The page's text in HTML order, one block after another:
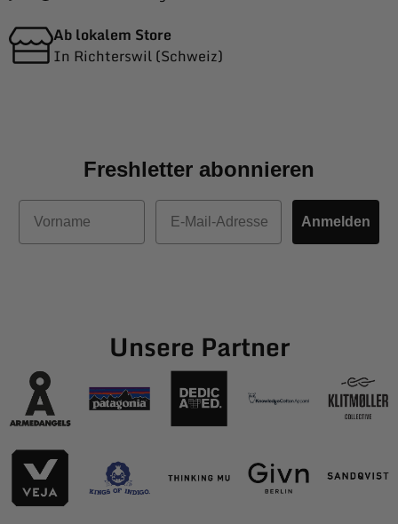
Ab lokalem Store
In Richterswil (Schweiz)
Freshletter abonnieren
Vorname
E-Mail
Anmelden
Unsere Partner